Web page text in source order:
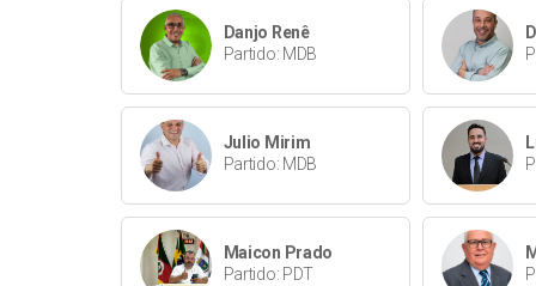
Danjo Renê
Partido: MDB
Julio Mirim
Partido: MDB
Maicon Prado
Partido: PDT